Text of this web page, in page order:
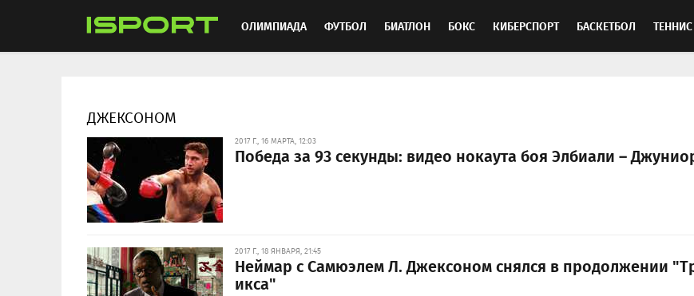
ОЛИМПИАДА ФУТБОЛ БИАТЛОН БОКС КИБЕРСПОРТ БАСКЕТБОЛ ТЕННИС
ДЖЕКСОНОМ
2017 Г., 16 МАРТА, 12:03
Победа за 93 секунды: видео нокаута боя Элбиали –
2017 Г., 18 ЯНВАРЯ, 21:45
Неймар с Самюэлем Л. Джексоном снялся в продолжении
икса"